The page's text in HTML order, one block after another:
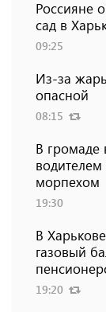
Россияне
сад в
09:25
Из-за
опасной
08:15
В громаде
морпехом
19:30
В
газовый
19:20